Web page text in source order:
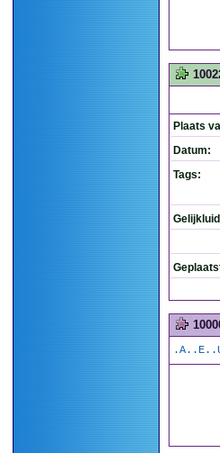
Plaats
Datum:
Tags: